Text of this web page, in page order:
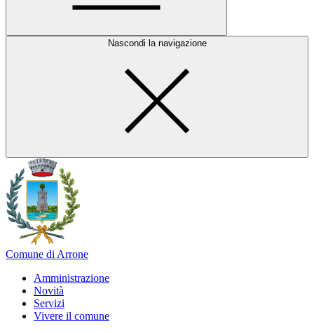
Nascondi la navigazione
Comune di Arrone
Amministrazione
Novità
Servizi
Vivere il comune